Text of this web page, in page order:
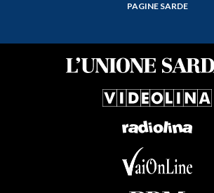
PAGINE SARDE